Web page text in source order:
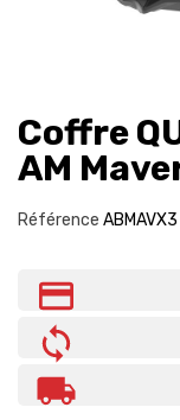
Coffre
AM
Référence ABMAVX3